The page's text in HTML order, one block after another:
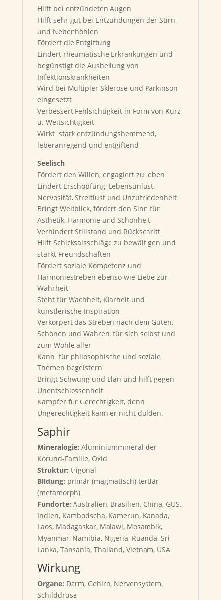
Hilft bei entzündeten Augen
Hilft sehr gut bei Entzündungen der Stirn-
und Nebenhöhlen
Fördert die Entgiftung
Lindert rheumatische Erkrankungen und
begünstigt die Ausheilung von
Infektionskrankheiten
Wird bei Multipler Sklerose und Parkinson
eingesetzt
Verbessert Fehlsichtigkeit in Form von Kurz-
u. Weitsichtigkeit
Wirkt stark entzündungshemmend,
leberanregend und entgiftend
Seelisch
Fördert den Willen, engagiert zu leben
Lindert Erschöpfung, Lebensunlust,
Nervosität, Streitlust und Unzufriedenheit
Bringt Weitblick, fördert den Sinn für
Ästhetik, Harmonie und Schönheit
Verhindert Stillstand und Rückschritt
Hilft Schicksalsschläge zu bewältigen und
stärkt Freundschaften
Fördert soziale Kompetenz und
Harmoniestreben ebenso wie Liebe zur
Wahrheit
Steht für Wachheit, Klarheit und
künstlerische Inspiration
Verkörpert das Streben nach dem Guten,
Schönen und Wahren, für sich selbst und
zum Wohle aller
Kann für philosophische und soziale
Themen begeistern
Bringt Schwung und Elan und hilft gegen
Unentschlossenheit
Kämpfer für Gerechtigkeit, denn
Ungerechtigkeit kann er nicht dulden.
Saphir
Mineralogie: Aluminiummineral der
Korund-Familie, Oxid
Struktur: trigonal
Bildung: primär (magmatisch) tertiär
(metamorph)
Fundorte: Australien, Brasilien, China, GUS,
Indien, Kambodscha, Kamerun, Kanada,
Laos, Madagaskar, Malawi, Mosambik,
Myanmar, Namibia, Nigeria, Ruanda, Sri
Lanka, Tansania, Thailand, Vietnam, USA
Wirkung
Organe: Darm, Gehirn, Nervensystem,
Schilddrüse